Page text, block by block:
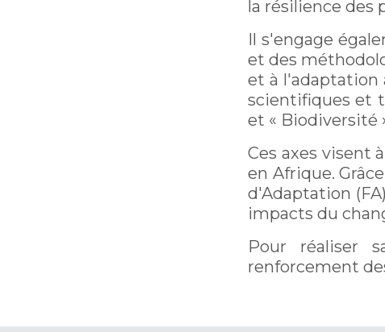
la résilience des
Il s'engage
et des
et à l'adaptation
scientifiques et
et « Biodiversité
Ces axes visent
en Afrique.
d'Adaptation
impacts du
Pour réaliser
renforcement